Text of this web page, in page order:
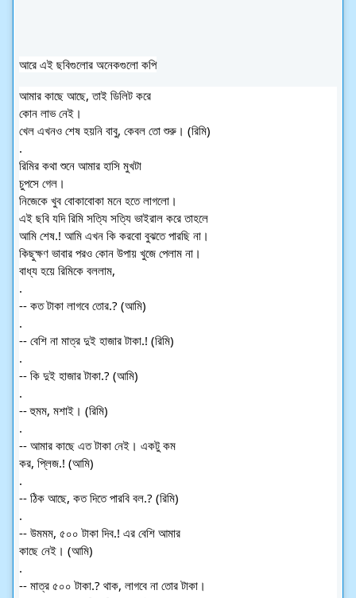
আরে এই ছবিগুলোর অনেকগুলো কপি
আমার কাছে আছে, তাই ডিলিট করে
কোন লাভ নেই।
খেল এখনও শেষ হয়নি বাবু, কেবল তো শুরু। (রিমি)
.
রিমির কথা শুনে আমার হাসি মুখটা
চুপসে গেল।
নিজেকে খুব বোকাবোকা মনে হতে লাগলো।
এই ছবি যদি রিমি সত্যি সত্যি ভাইরাল করে তাহলে
আমি শেষ.! আমি এখন কি করবো বুঝতে পারছি না।
কিছুক্ষণ ভাবার পরও কোন উপায় খুজে পেলাম না।
বাধ্য হয়ে রিমিকে বললাম,
.
-- কত টাকা লাগবে তোর.? (আমি)
.
-- বেশি না মাত্র দুই হাজার টাকা.! (রিমি)
.
-- কি দুই হাজার টাকা.? (আমি)
.
-- হুমম, মশাই। (রিমি)
.
-- আমার কাছে এত টাকা নেই। একটু কম
কর, প্লিজ.! (আমি)
.
-- ঠিক আছে, কত দিতে পারবি বল.? (রিমি)
.
-- উমমম, ৫০০ টাকা দিব.! এর বেশি আমার
কাছে নেই। (আমি)
.
-- মাত্র ৫০০ টাকা.? থাক, লাগবে না তোর টাকা।